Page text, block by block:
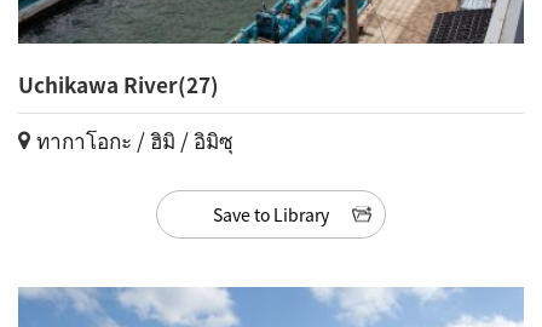
Uchikawa River(27)
ทากาโอกะ / ฮิมิ / อิมิซุ
Save to Library